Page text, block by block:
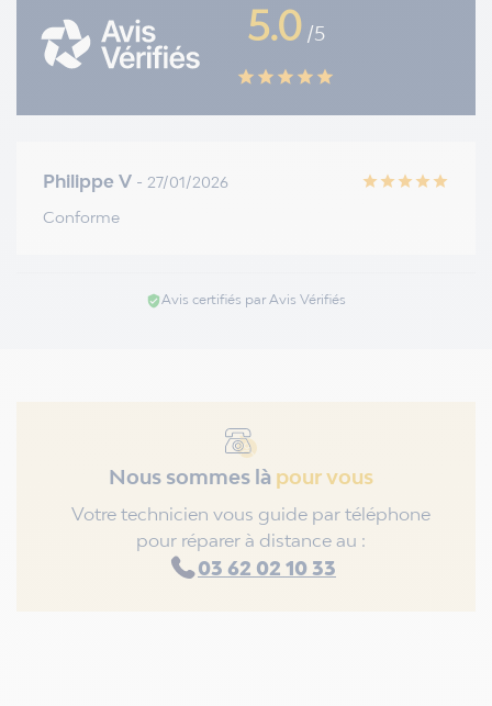
5.0 /5
star star star star star
Philippe V - 27/01/2026 star star star star star
Conforme
verified_userAvis certifiés par Avis Vérifiés
Nous sommes là pour vous
Votre technicien vous guide par téléphone
pour réparer à distance au :
03 62 02 10 33